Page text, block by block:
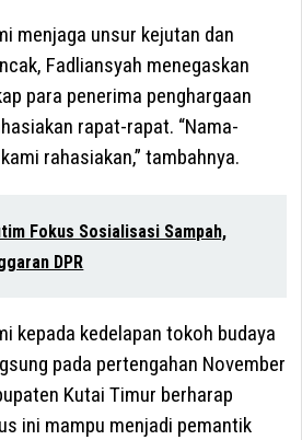
menjaga unsur kejutan dan
Fadliansyah menegaskan
para penerima penghargaan
rapat-rapat. “Nama-
rahasiakan,” tambahnya.
Fokus Sosialisasi Sampah,
DPR
kepada kedelapan tokoh budaya
pada pertengahan November
Kutai Timur berharap
ini mampu menjadi pemantik